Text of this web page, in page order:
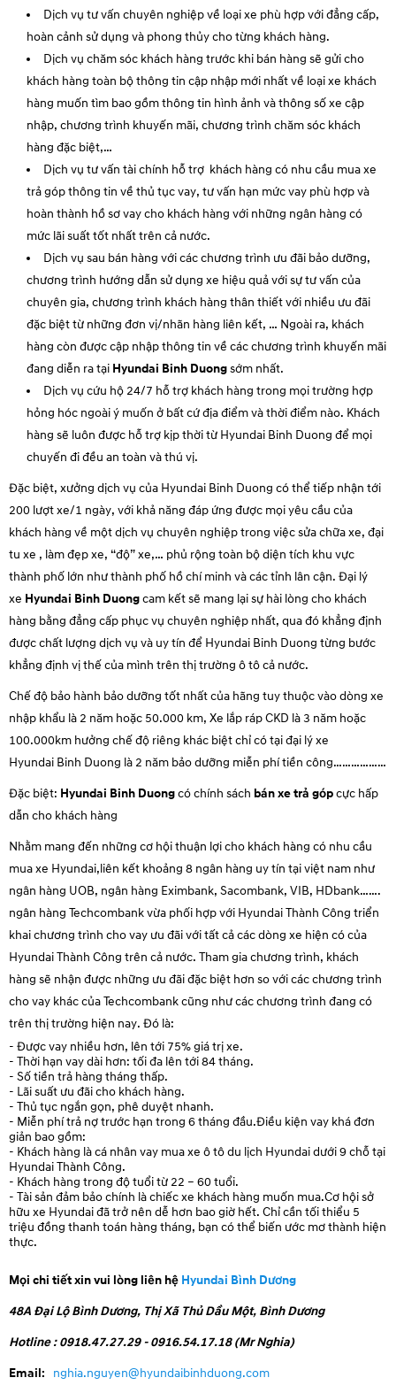
Dịch vụ tư vấn chuyên nghiệp về loại xe phù hợp với đẳng cấp,
hoàn cảnh sử dụng và phong thủy cho từng khách hàng.
Dịch vụ chăm sóc khách hàng trước khi bán hàng sẽ gửi cho
khách hàng toàn bộ thông tin cập nhập mới nhất về loại xe khách
hàng muốn tìm bao gồm thông tin hình ảnh và thông số xe cập
nhập, chương trình khuyến mãi, chương trình chăm sóc khách
hàng đặc biệt,…
Dịch vụ tư vấn tài chính hỗ trợ khách hàng có nhu cầu mua xe
trả góp thông tin về thủ tục vay, tư vấn hạn mức vay phù hợp và
hoàn thành hồ sơ vay cho khách hàng với những ngân hàng có
mức lãi suất tốt nhất trên cả nước.
Dịch vụ sau bán hàng với các chương trình ưu đãi bảo dưỡng,
chương trình hướng dẫn sử dụng xe hiệu quả với sự tư vấn của
chuyên gia, chương trình khách hàng thân thiết với nhiều ưu đãi
đặc biệt từ những đơn vị/nhãn hàng liên kết, … Ngoài ra, khách
hàng còn được cập nhập thông tin về các chương trình khuyến mãi
đang diễn ra tại Hyundai Binh Duongsớm nhất.
Dịch vụ cứu hộ 24/7 hỗ trợ khách hàng trong mọi trường hợp
hỏng hóc ngoài ý muốn ở bất cứ địa điểm và thời điểm nào. Khách
hàng sẽ luôn được hỗ trợ kịp thời từ Hyundai Binh Duong để mọi
chuyến đi đều an toàn và thú vị.
Đặc biệt, xưởng dịch vụ của Hyundai Binh Duong có thể tiếp nhận tới
200 lượt xe/1 ngày, với khả năng đáp ứng được mọi yêu cầu của
khách hàng về một dịch vụ chuyên nghiệp trong việc sửa chữa xe, đại
tu xe , làm đẹp xe, “độ” xe,… phủ rộng toàn bộ diện tích khu vực
thành phố lớn như thành phố hồ chí minh và các tỉnh lân cận. Đại lý
xe Hyundai Binh Duongcam kết sẽ mang lại sự hài lòng cho khách
hàng bằng đẳng cấp phục vụ chuyên nghiệp nhất, qua đó khẳng định
được chất lượng dịch vụ và uy tín để Hyundai Binh Duong từng bước
khẳng định vị thế của mình trên thị trường ô tô cả nước.
Chế độ bảo hành bảo dưỡng tốt nhất của hãng tuy thuộc vào dòng xe
nhập khẩu là 2 năm hoặc 50.000 km, Xe lắp ráp CKD là 3 năm hoặc
100.000km hưởng chế độ riêng khác biệt chỉ có tại đại lý xe
Hyundai Binh Duong là 2 năm bảo dưỡng miễn phí tiền công………………
Đặc biệt: Hyundai Binh Duongcó chính sách bán xe trả gópcực hấp
dẫn cho khách hàng
Nhằm mang đến những cơ hội thuận lợi cho khách hàng có nhu cầu
mua xe Hyundai,liên kết khoảng 8 ngân hàng uy tín tại việt nam như
ngân hàng UOB, ngân hàng Eximbank, Sacombank, VIB, HDbank…….
ngân hàng Techcombank vừa phối hợp với Hyundai Thành Công triển
khai chương trình cho vay ưu đãi với tất cả các dòng xe hiện có của
Hyundai Thành Công trên cả nước. Tham gia chương trình, khách
hàng sẽ nhận được những ưu đãi đặc biệt hơn so với các chương trình
cho vay khác của Techcombank cũng như các chương trình đang có
trên thị trường hiện nay. Đó là:
- Được vay nhiều hơn, lên tới 75% giá trị xe.
- Thời hạn vay dài hơn: tối đa lên tới 84 tháng.
- Số tiền trả hàng tháng thấp.
- Lãi suất ưu đãi cho khách hàng.
- Thủ tục ngắn gọn, phê duyệt nhanh.
- Miễn phí trả nợ trước hạn trong 6 tháng đầu.Điều kiện vay khá đơn
giản bao gồm:
- Khách hàng là cá nhân vay mua xe ô tô du lịch Hyundai dưới 9 chỗ tại
Hyundai Thành Công.
- Khách hàng trong độ tuổi từ 22 – 60 tuổi.
- Tài sản đảm bảo chính là chiếc xe khách hàng muốn mua.Cơ hội sở
hữu xe Hyundai đã trở nên dễ hơn bao giờ hết. Chỉ cần tối thiểu 5
triệu đồng thanh toán hàng tháng, bạn có thể biến ước mơ thành hiện
thực.
Mọi chi tiết xin vui lòng liên hệ Hyundai Bình Dương
48A Đại Lộ Bình Dương, Thị Xã Thủ Dầu Một, Bình Dương
Hotline : 0918.47.27.29 - 0916.54.17.18 (Mr Nghia)
Email: nghia.nguyen@hyundaibinhduong.com